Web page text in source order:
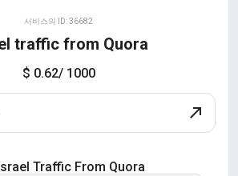
서비스의 ID: 36682
traffic from Quora
$ 0.62/ 1000
Traffic From Quora